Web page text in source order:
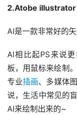
2.Atobe illustrator
AI是一款非常好的
Al相比起PS来说
板，用鼠标来绘制
专业插画、多媒体
说，生活中常见的
AI来绘制出来的~